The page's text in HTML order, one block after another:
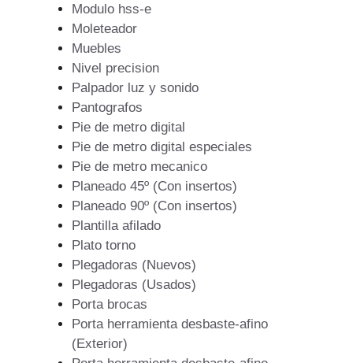
Modulo hss-e
Moleteador
Muebles
Nivel precision
Palpador luz y sonido
Pantografos
Pie de metro digital
Pie de metro digital especiales
Pie de metro mecanico
Planeado 45º (Con insertos)
Planeado 90º (Con insertos)
Plantilla afilado
Plato torno
Plegadoras (Nuevos)
Plegadoras (Usados)
Porta brocas
Porta herramienta desbaste-afino
(Exterior)